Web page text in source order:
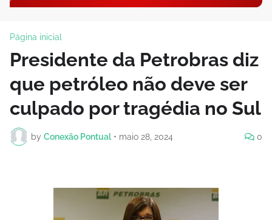
Página inicial
Presidente da Petrobras diz
que petróleo não deve ser
culpado por tragédia no Sul
by Conexão Pontual • maio 28, 2024 0